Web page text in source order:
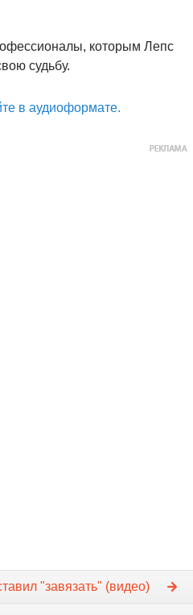
которым Лепс
судьбу.
в аудиоформате.
"завязать" (видео)